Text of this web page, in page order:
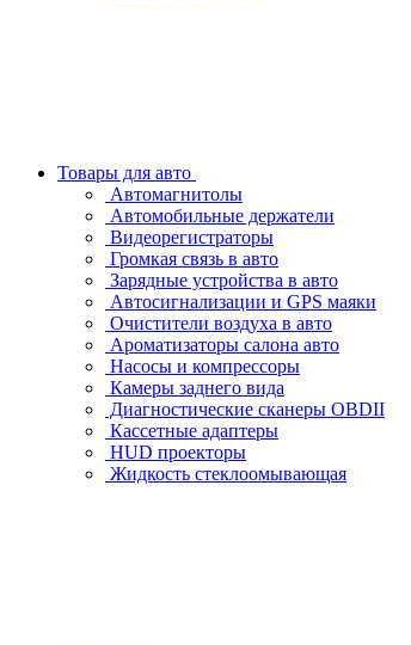
Товары для авто
Автомагнитолы
Автомобильные держатели
Видеорегистраторы
Громкая связь в авто
Зарядные устройства в авто
Автосигнализации и GPS маяки
Очистители воздуха в авто
Ароматизаторы салона авто
Насосы и компрессоры
Камеры заднего вида
Диагностические сканеры OBDII
Кассетные адаптеры
HUD проекторы
Жидкость стеклоомывающая